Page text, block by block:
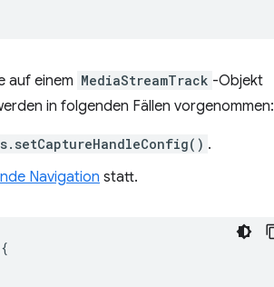
auf einem MediaStreamTrack -Objekt
in folgenden Fällen vorgenommen:
.
Navigation statt.
{